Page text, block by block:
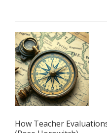
How Teacher